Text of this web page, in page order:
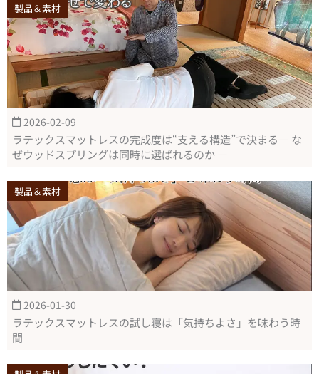
製品＆素材
2026-02-09
ラテックスマットレスの完成度は“支える構造”で決まる― な
ぜウッドスプリングは同時に選ばれるのか ―
製品＆素材
2026-01-30
ラテックスマットレスの試し寝は「気持ちよさ」を味わう時
間